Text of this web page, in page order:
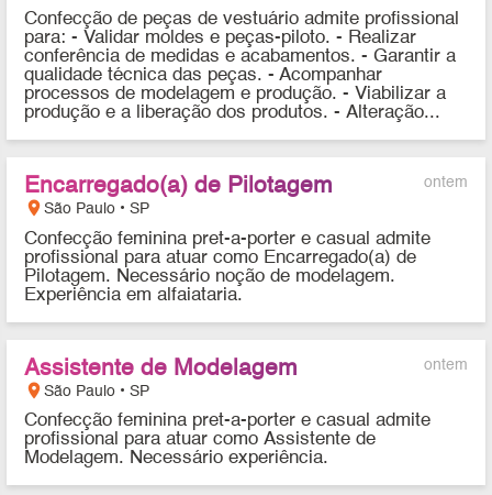
Confecção de peças de vestuário admite profissional
para: - Validar moldes e peças-piloto. - Realizar
conferência de medidas e acabamentos. - Garantir a
qualidade técnica das peças. - Acompanhar
processos de modelagem e produção. - Viabilizar a
produção e a liberação dos produtos. - Alteração...
ontem
Encarregado(a) de Pilotagem
location_onSão Paulo • SP
Confecção feminina pret-a-porter e casual admite
profissional para atuar como Encarregado(a) de
Pilotagem. Necessário noção de modelagem.
Experiência em alfaiataria.
ontem
Assistente de Modelagem
location_onSão Paulo • SP
Confecção feminina pret-a-porter e casual admite
profissional para atuar como Assistente de
Modelagem. Necessário experiência.